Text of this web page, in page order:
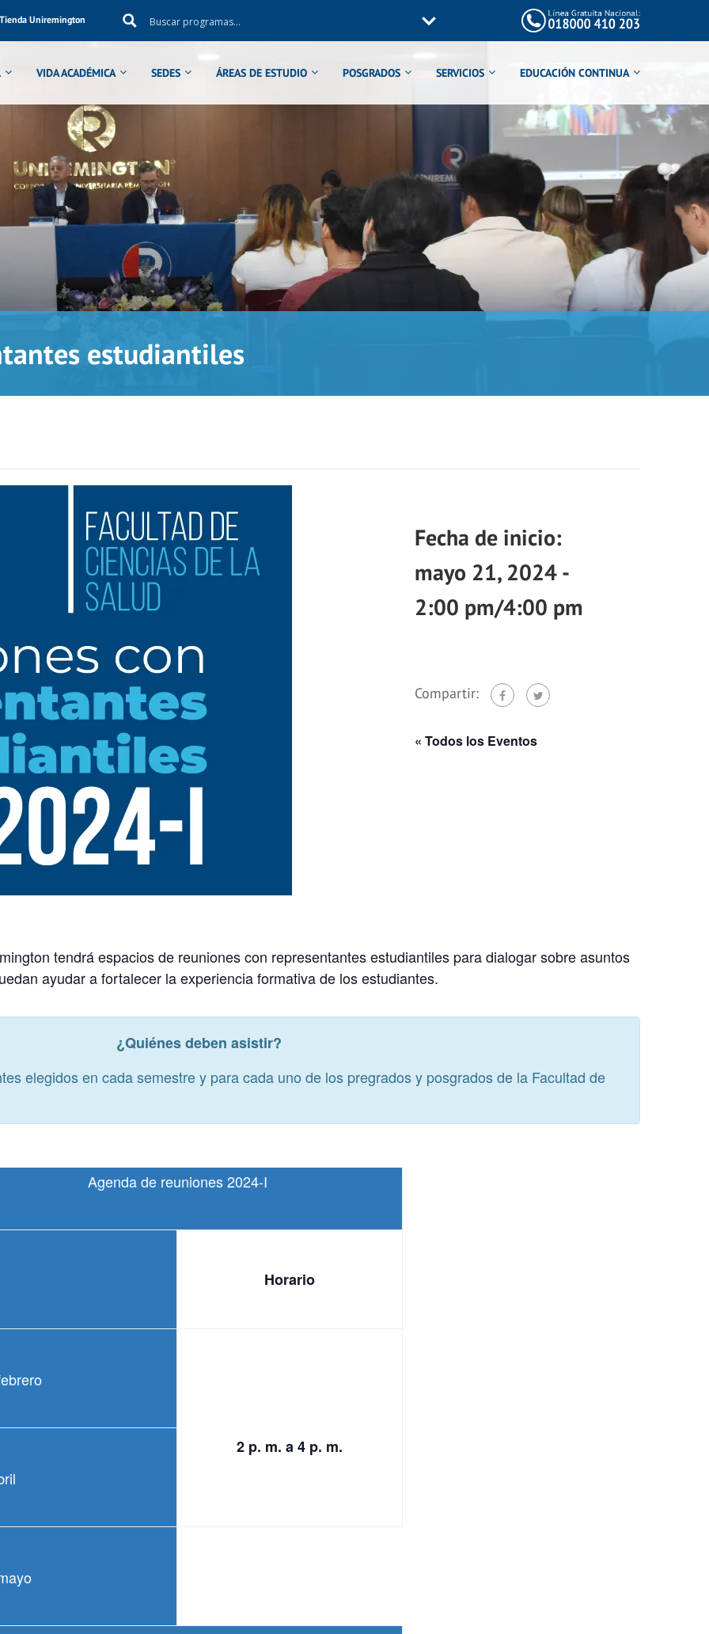
Tienda Uniremington
VIDA ACADÉMICA SEDES ÁREAS DE ESTUDIO POSGRADOS SERVICIOS EDUCACIÓN CONTINUA
estudiantiles
mayo 21, 2024 -
2:00 pm/4:00 pm
Compartir:
« Todos los Eventos
tendrá espacios de reuniones con representantes estudiantiles para dialogar sobre asuntos
ayudar a fortalecer la experiencia formativa de los estudiantes.
¿Quiénes deben asistir?
elegidos en cada semestre y para cada uno de los pregrados y posgrados de la Facultad de
Agenda de reuniones 2024-I
Horario
2 p. m. a 4 p. m.